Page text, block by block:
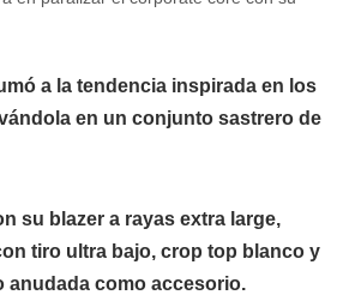
a la tendencia inspirada en los
en un conjunto sastrero de
su blazer a rayas extra large,
tiro ultra bajo, crop top blanco y
anudada como accesorio.